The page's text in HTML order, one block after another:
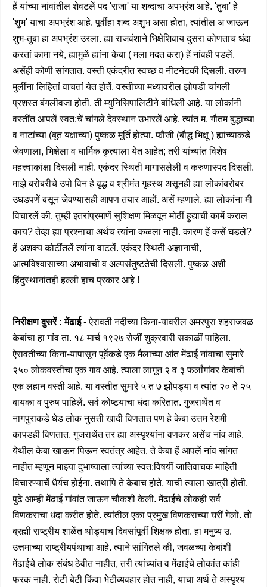
हें यांच्या नांवांतील शेवटलें पद 'राजा' या शब्दाचा अपभ्रंश आहे. 'तुबा' हे
'शुभ' याचा अपभ्रंश आहे. पूर्वीहा शब्द अशुभ असा होता, त्यांतील अ जाऊन
शुभ-तुबा हा अपभ्रंश उरला. ह्या राजवंशाने भिक्षेशिवाय दुसरा कोणताच धंदा
करतां कामा नये, ह्यामुळें ह्यांना केबा ( मला मदत करा) हें नांवही पडलें.
असेंही कोणी सांगतात. वस्ती एकंदरीत स्वच्छ व नीटनेटकी दिसली. तरुण
मुलींना लिहितां वाचतां येत होतें. वस्तीच्या मध्यावरील झोपडी चांगली
प्रशस्त बंगलीवजा होती. ती म्युनिसिपालिटीने बांधिली आहे. या लोकांनी
वस्तींत आपलें स्वत:चें चांगले देवस्थान उभारलें आहे. त्यांत म. गौतम बुद्धाच्या
व नाटांच्या (बूत यक्षाच्या) पुष्कळ मूर्ति होत्या. फौजी (बौद्ध भिक्षू ) ह्यांच्याकडे
जेवणाला, भिक्षेला व धार्मिक कृत्याला येत आहेत; तरी यांच्यांत विशेष
महत्त्वाकांक्षा दिसली नाही. एकंदर स्थिती मागासलेली व करुणास्पद दिसली.
माझे बरोबरीचे उपो विन हे वृद्ध व श्रीमंत गृहस्थ असूनही ह्या लोकांबरोबर
उघडपणें बसून जेवण्यासही आपण तयार आहों. असें म्हणाले. ह्या लोकांना मी
विचारलें की, तुम्ही इतरांप्रमाणें सुशिक्षण मिळवून मोठीं हुद्याची कामें कराल
काय? तेव्हा ह्या प्रश्नाचा अर्थच त्यांना कळला नाही. कारण हें कसें घडले?
हें अशक्य कोटींतलें त्यांना वाटलें. एकंदर स्थिती अज्ञानाची,
आत्मविश्वासाच्या अभावाची व अल्पसंतुष्टतेची दिसली. पुष्कळ अशी
हिंदुस्थानांतही हल्ली हाच प्रकार आहे !
निरीक्षण दुसरें : मेंढाई- ऐरावती नदीच्या किना-यावरील अमरपुरा शहराजवळ
केबांचा हा गांव ता. १८ मार्च १९२७ रोजीं शुक्रवारी सकाळीं पाहिला.
ऐरावतीच्या किना-यापासून पूर्वेकडे एक मैलाच्या आंत मेंढाई नांवाचा सुमारे
२५० लोकवस्तीचा एक गाव आहे. त्याला लागून २ व ३ फर्लांगांवर केबांची
एक लहान वस्ती आहे. या वस्तीत सुमारे ५ त ७ झोंपड्या व त्यांत २० ते २५
बायका व पुरुष पाहिलें. सर्व कोष्टयाचा धंदा करितात. गुजराथेंत व
नागपुराकडे धेड लोक नुसती खादी विणतात पण हे केबा उत्तम रेशमी
कापडही विणतात. गुजराथेंत तर ह्या अस्पृश्यांना वणकर असेंच नांव आहे.
येथील केबा खाऊन पिऊन स्वतंत्र आहेत. ते केबा हें आपलें नांव सांगत
नाहीत म्हणून माझ्या दुभाष्याला त्यांच्या स्वत:विषयीं जातिवाचक माहिती
विचारण्याचें धैर्यच होईना. तथापि ते केबाच होते, याची त्याला खात्री होती.
पुढे आम्ही मेंढाई गांवांत जाऊन चौकशी केली. मेंढाईचे लोकही सर्व
विणकराचा धंदा करीत होते. त्यांतील एका प्रमुख विणकराच्या घरीं गेलों. तो
ब्रह्मी राष्ट्रीय शाळेंत थोड्याच दिवसांपूर्वी शिक्षक होता. हा मनुष्य उ.
उत्तमाच्या राष्ट्रीयपंथाचा आहे. त्याने सांगितले की, जवळच्या केबांशी
मेंढाईचे लोक संबंध ठेवीत नाहीत, तरी त्यांच्यांत व मेंढाईचे लोकांत कांही
फरक नाही. रोटी बेटी किंवा भेटीव्यवहार होत नाही, याचा अर्थ ते अस्पृश्य